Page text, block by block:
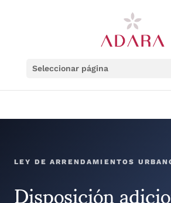
Seleccionar página
LEY DE ARRENDAMIENTOS